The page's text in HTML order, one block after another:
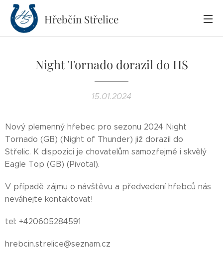
Hřebčín Střelice
Night Tornado dorazil do HS
15.01.2024
Nový plemenný hřebec pro sezonu 2024 Night
Tornado (GB) (Night of Thunder) již dorazil do
Střelic. K dispozici je chovatelům samozřejmě i skvělý
Eagle Top (GB) (Pivotal).
V případě zájmu o návštěvu a předvedení hřebců nás
neváhejte kontaktovat!
tel: +420605284591
hrebcin.strelice@seznam.cz